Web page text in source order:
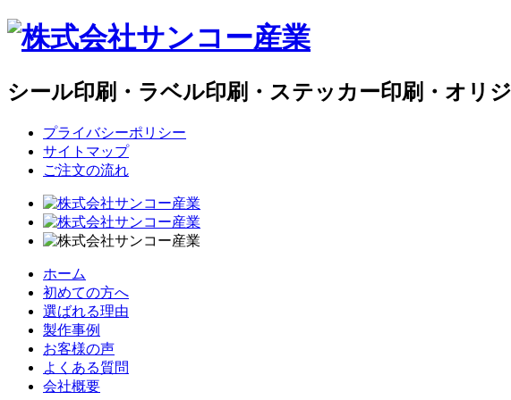
シール印刷・ラベル印刷・ステッカー印刷・オリ
プライバシーポリシー
サイトマップ
ご注文の流れ
ホーム
初めての方へ
選ばれる理由
製作事例
お客様の声
よくある質問
会社概要